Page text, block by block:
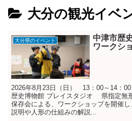
大分の観光イベ
大分県のイベント
中津市歴
ワークシ
2026年8月23日（日） 13：00～14：
歴史博物館 プレイスタジオ 県指定無
保存会による、ワークショップを開催
説明や人形の仕組みの解説...